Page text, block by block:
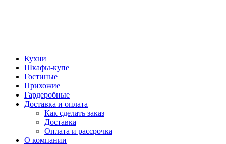
Кухни
Шкафы-купе
Гостиные
Прихожие
Гардеробные
Доставка и оплата
Как сделать заказ
Доставка
Оплата и рассрочка
О компании